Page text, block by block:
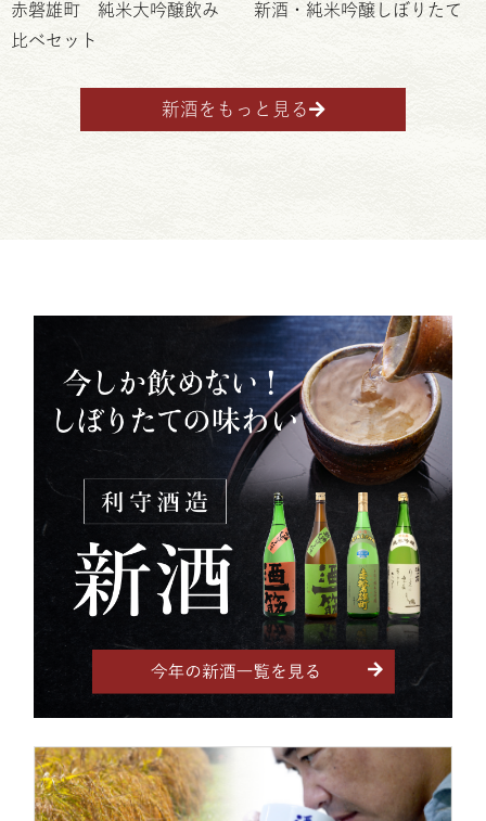
赤磐雄町 純米大吟醸飲み
比べセット
新酒・純米吟醸しぼりたて
新酒をもっと見る